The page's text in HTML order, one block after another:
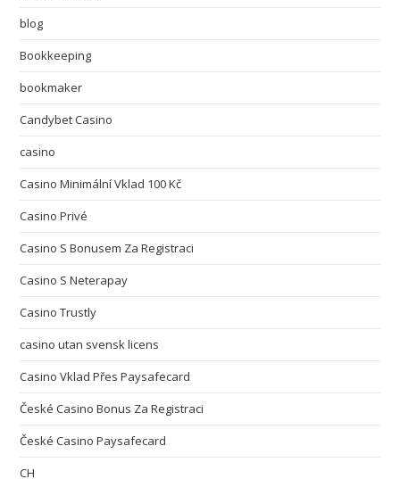
blog
Bookkeeping
bookmaker
Candybet Casino
casino
Casino Minimální Vklad 100 Kč
Casino Privé
Casino S Bonusem Za Registraci
Casino S Neterapay
Casino Trustly
casino utan svensk licens
Casino Vklad Přes Paysafecard
České Casino Bonus Za Registraci
České Casino Paysafecard
CH